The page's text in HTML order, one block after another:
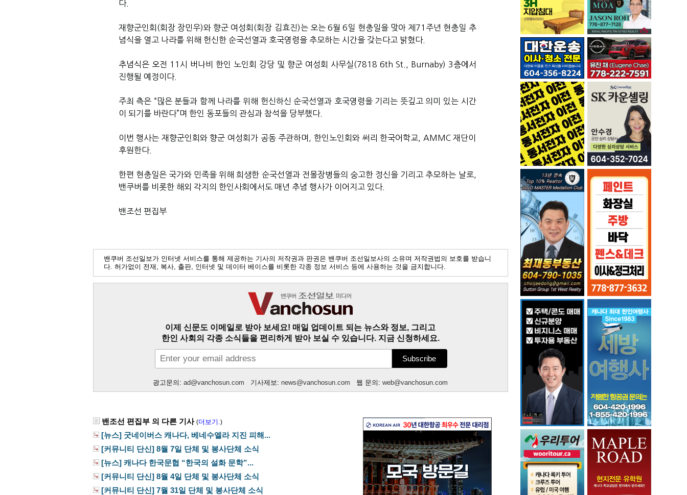
다.
재향군인회(회장 장민우)와 향군 여성회(회장 김효진)는 오는 6월 6일 현충일을 맞아 제71주년 현충일 추
념식을 열고 나라를 위해 헌신한 순국선열과 호국영령을 추모하는 시간을 갖는다고 밝혔다.
추념식은 오전 11시 버나비 한인 노인회 강당 및 향군 여성회 사무실(7818 6th St., Burnaby) 3층에서
진행될 예정이다.
주최 측은 “많은 분들과 함께 나라를 위해 헌신하신 순국선열과 호국영령을 기리는 뜻깊고 의미 있는 시간
이 되기를 바란다”며 한인 동포들의 관심과 참석을 당부했다.
이번 행사는 재향군인회와 향군 여성회가 공동 주관하며, 한인노인회와 써리 한국어학교, AMMC 재단이
후원한다.
한편 현충일은 국가와 민족을 위해 희생한 순국선열과 전몰장병들의 숭고한 정신을 기리고 추모하는 날로,
밴쿠버를 비롯한 해외 각지의 한인사회에서도 매년 추념 행사가 이어지고 있다.
밴조선 편집부
밴쿠버 조선일보가 인터넷 서비스를 통해 제공하는 기사의 저작권과 판권은 밴쿠버 조선일보사의 소유며 저작권법의 보호를 받습니
다. 허가없이 전재, 복사, 출판, 인터넷 및 데이터 베이스를 비롯한 각종 정보 서비스 등에 사용하는 것을 금지합니다.
이제 신문도 이메일로 받아 보세요! 매일 업데이트 되는 뉴스와 정보, 그리고
한인 사회의 각종 소식들을 편리하게 받아 보실 수 있습니다. 지금 신청하세요.
광고문의: ad@vanchosun.com 기사제보: news@vanchosun.com 웹 문의: web@vanchosun.com
밴조선 편집부 의 다른 기사 (더보기.)
[뉴스] 굿네이버스 캐나다, 베네수엘라 지진 피해...
[커뮤니티 단신] 8월 7일 단체 및 봉사단체 소식
[뉴스] 캐나다 한국문협 “한국의 설화 문학”...
[커뮤니티 단신] 8월 4일 단체 및 봉사단체 소식
[커뮤니티 단신] 7월 31일 단체 및 봉사단체 소식